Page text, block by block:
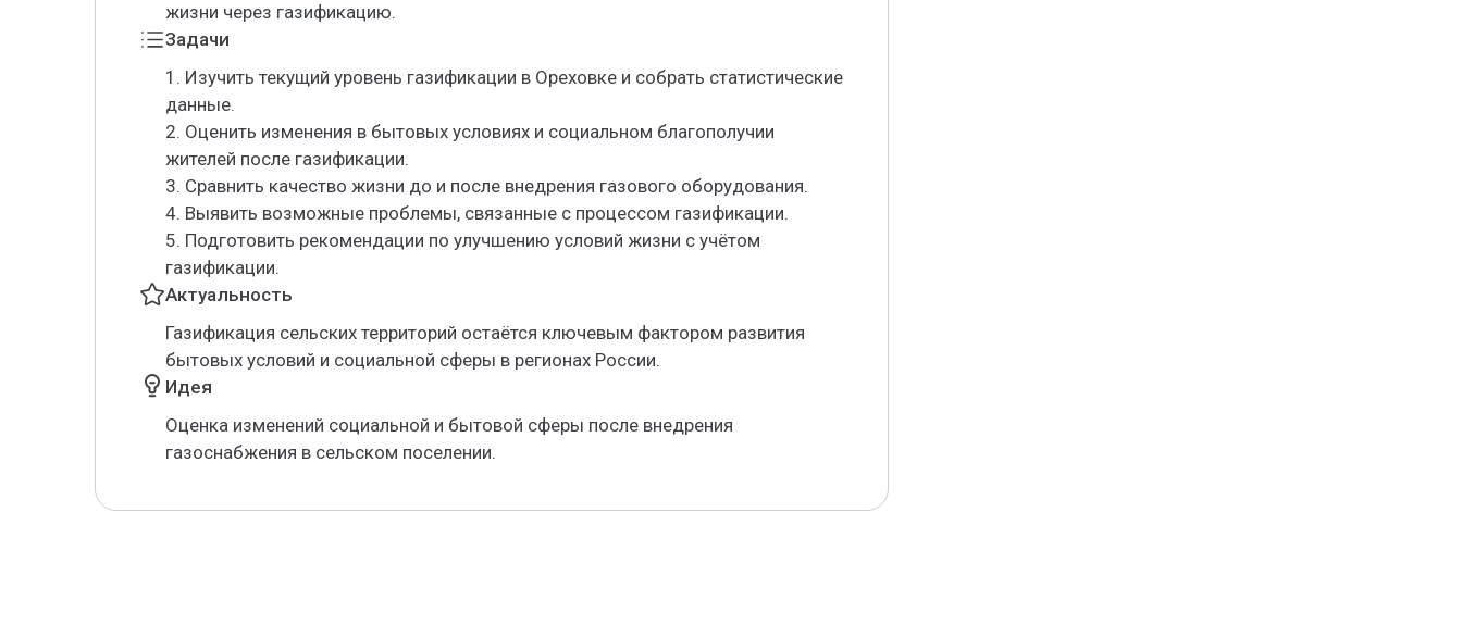
жизни через газификацию.
Задачи
1. Изучить текущий уровень газификации в Ореховке и собрать статистические
данные.
2. Оценить изменения в бытовых условиях и социальном благополучии
жителей после газификации.
3. Сравнить качество жизни до и после внедрения газового оборудования.
4. Выявить возможные проблемы, связанные с процессом газификации.
5. Подготовить рекомендации по улучшению условий жизни с учётом
газификации.
Актуальность
Газификация сельских территорий остаётся ключевым фактором развития
бытовых условий и социальной сферы в регионах России.
Идея
Оценка изменений социальной и бытовой сферы после внедрения
газоснабжения в сельском поселении.